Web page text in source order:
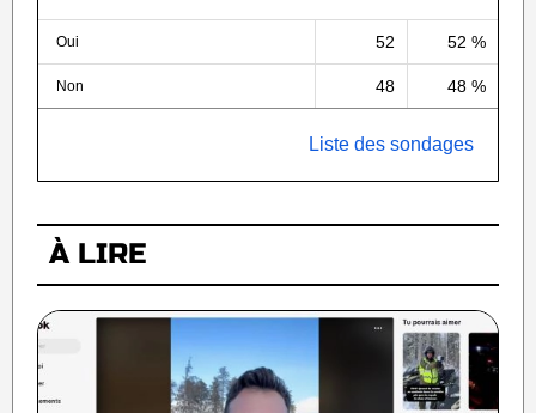
Oui 52 52 %
Non 48 48 %
Liste des sondages
À LIRE